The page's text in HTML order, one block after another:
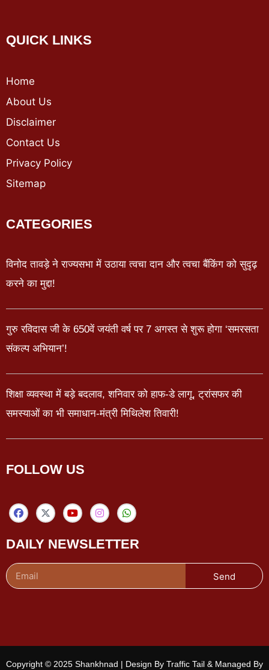
QUICK LINKS
Home
About Us
Disclaimer
Contact Us
Privacy Policy
Sitemap
CATEGORIES
विनोद तावड़े ने राज्यसभा में उठाया त्वचा दान और त्वचा बैंकिंग को सुदृढ़
करने का मुद्दा!
गुरु रविदास जी के 650वें जयंती वर्ष पर 7 अगस्त से शुरू होगा ‘समरसता
संकल्प अभियान’!
शिक्षा व्यवस्था में बड़े बदलाव, शनिवार को हाफ-डे लागू, ट्रांसफर की
समस्याओं का भी समाधान-मंत्री मिथिलेश तिवारी!
FOLLOW US
DAILY NEWSLETTER
Send
Copyright © 2025 Shankhnad | Design By Traffic Tail & Managed By